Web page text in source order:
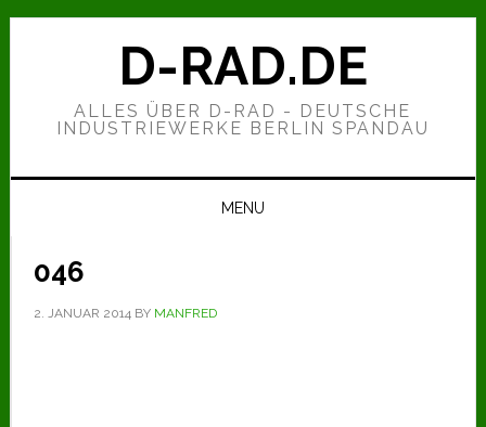
Zur
Hauptnavigation
Zum
Zur
D-RAD.DE
ALLES ÜBER D-RAD - DEUTSCHE
INDUSTRIEWERKE BERLIN SPANDAU
MENU
046
2. JANUAR 2014BY MANFRED